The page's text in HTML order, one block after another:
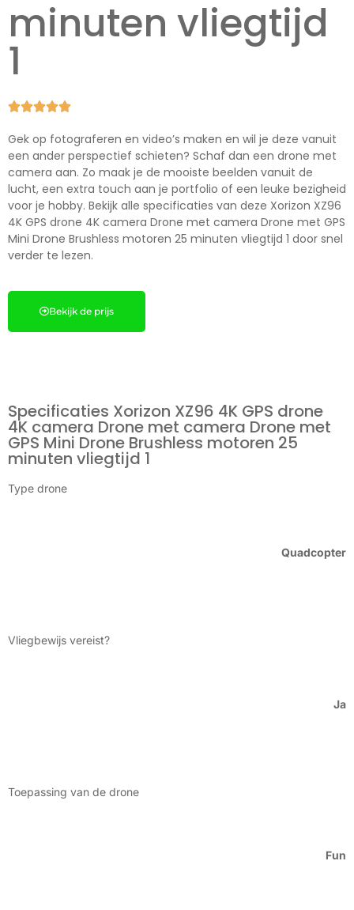
minuten vliegtijd
1

Gek op fotograferen en video’s maken en wil je deze vanuit
een ander perspectief schieten? Schaf dan een drone met
camera aan. Zo maak je de mooiste beelden vanuit de
lucht, een extra touch aan je portfolio of een leuke bezigheid
voor je hobby. Bekijk alle specificaties van deze Xorizon XZ96
4K GPS drone 4K camera Drone met camera Drone met GPS
Mini Drone Brushless motoren 25 minuten vliegtijd 1 door snel
verder te lezen.
Bekijk de prijs
Specificaties Xorizon XZ96 4K GPS drone
4K camera Drone met camera Drone met
GPS Mini Drone Brushless motoren 25
minuten vliegtijd 1
Type drone
Quadcopter
Vliegbewijs vereist?
Ja
Toepassing van de drone
Fun